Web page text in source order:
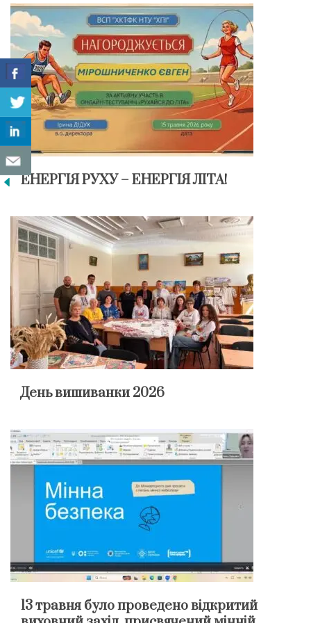
ЕНЕРГІЯ РУХУ – ЕНЕРГІЯ ЛІТА!
День вишиванки 2026
13 травня було проведено відкритий